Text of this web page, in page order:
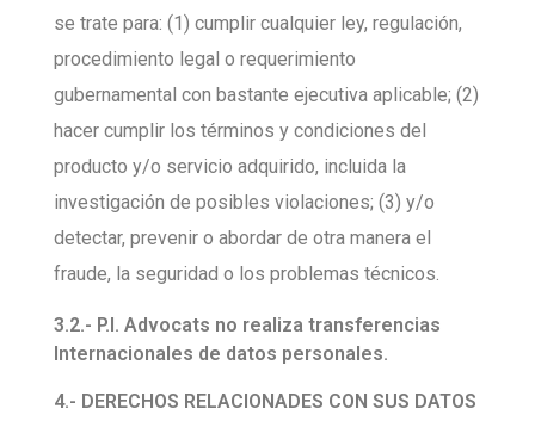
se trate para: (1) cumplir cualquier ley, regulación,
procedimiento legal o requerimiento
gubernamental con bastante ejecutiva aplicable; (2)
hacer cumplir los términos y condiciones del
producto y/o servicio adquirido, incluida la
investigación de posibles violaciones; (3) y/o
detectar, prevenir o abordar de otra manera el
fraude, la seguridad o los problemas técnicos.
3.2.- P.I. Advocats no realiza transferencias
Internacionales de datos personales.
4.- DERECHOS RELACIONADES CON SUS DATOS